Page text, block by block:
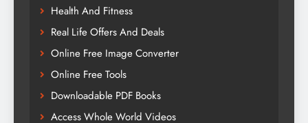
Health And Fitness
Real Life Offers And Deals
Online Free Image Converter
Online Free Tools
Downloadable PDF Books
Access Whole World Videos